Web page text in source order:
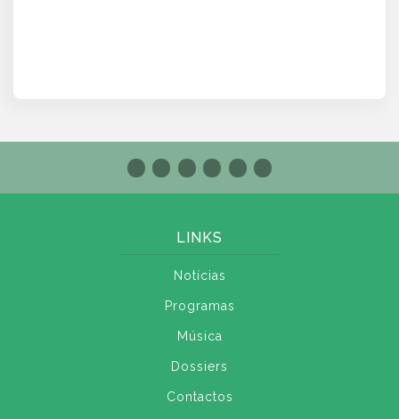
LINKS
Notícias
Programas
Música
Dossiers
Contactos